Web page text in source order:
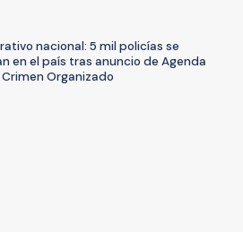
nacional: 5 mil policías se
en el país tras anuncio de Agenda
Organizado